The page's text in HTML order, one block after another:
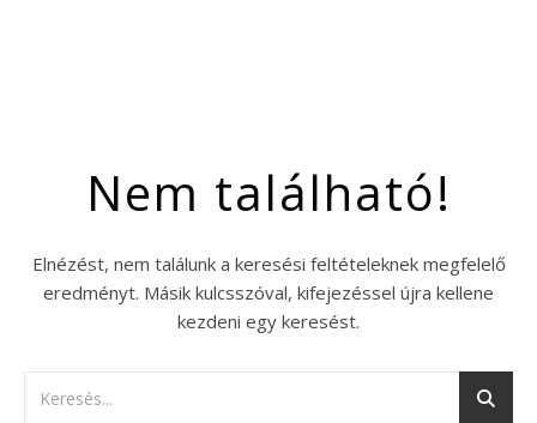
Nem található!
Elnézést, nem találunk a keresési feltételeknek megfelelő
eredményt. Másik kulcsszóval, kifejezéssel újra kellene
kezdeni egy keresést.